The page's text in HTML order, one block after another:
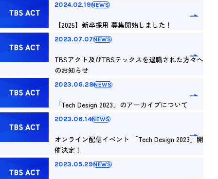
2024.02.19NEWS
【2025】新卒採用 募集開始しました！
2023.07.07NEWS
TBSアクト及びTBSテックスを退職された方々へ
のお知らせ
2023.06.28NEWS
「Tech Design 2023」のアーカイブについて
2023.06.14NEWS
オンライン配信イベント 「Tech Design 2023」開
催決定！
2023.05.29NEWS